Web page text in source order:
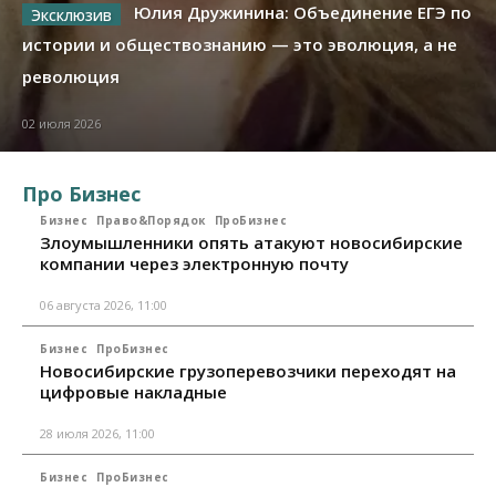
Юлия Дружинина: Объединение ЕГЭ по
истории и обществознанию — это эволюция, а не
революция
02 июля 2026
Про Бизнес
Бизнес Право&Порядок ПроБизнес
Злоумышленники опять атакуют новосибирские
компании через электронную почту
06 августа 2026, 11:00
Бизнес ПроБизнес
Новосибирские грузоперевозчики переходят на
цифровые накладные
28 июля 2026, 11:00
Бизнес ПроБизнес